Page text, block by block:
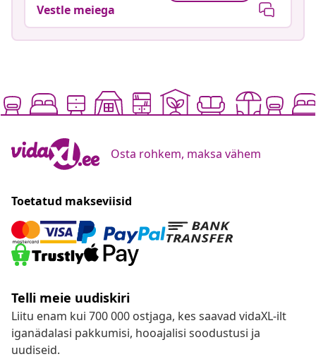
Vestle meiega
Osta rohkem, maksa vähem
Toetatud makseviisid
Telli meie uudiskiri
Liitu enam kui 700 000 ostjaga, kes saavad vidaXL-ilt
iganädalasi pakkumisi, hooajalisi soodustusi ja
uudiseid.